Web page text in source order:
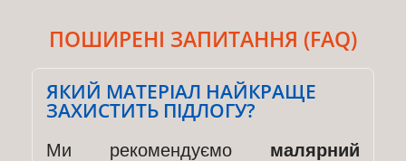
ПОШИРЕНІ ЗАПИТАННЯ (FAQ)
ЯКИЙ МАТЕРІАЛ НАЙКРАЩЕ
ЗАХИСТИТЬ ПІДЛОГУ?
Ми рекомендуємо малярний